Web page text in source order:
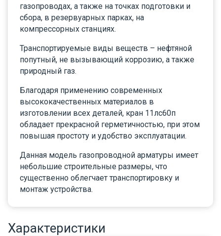
газопроводах, а также на точках подготовки и
сбора, в резервуарных парках, на
компрессорных станциях.
Транспортируемые виды веществ – нефтяной
попутный, не вызывающий коррозию, а также
природный газ.
Благодаря применению современных
высококачественных материалов в
изготовлении всех деталей, кран 11лс60п
обладает прекрасной герметичностью, при этом
повышая простоту и удобство эксплуатации.
Данная модель газопроводной арматуры имеет
небольшие строительные размеры, что
существенно облегчает транспортировку и
монтаж устройства.
Характеристики